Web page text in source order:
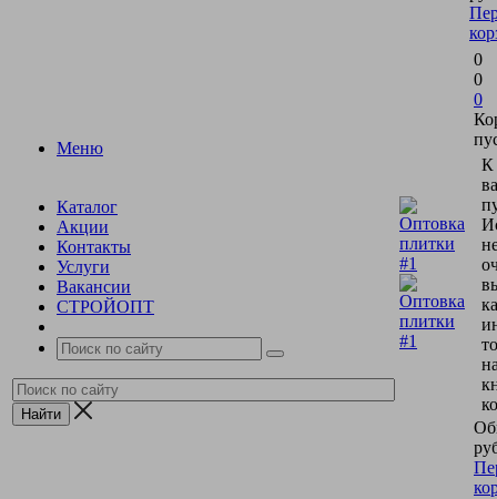
Меню
Каталог
Акции
Контакты
Услуги
Вакансии
СТРОЙОПТ
0
0
0
К